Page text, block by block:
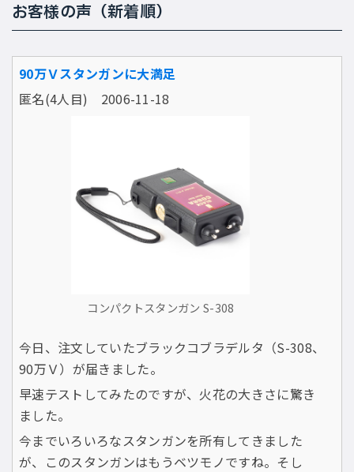
お客様の声（新着順）
90万Ｖスタンガンに大満足
匿名(4人目) 2006-11-18
コンパクトスタンガン S-308
今日、注文していたブラックコブラデルタ（S-308、
90万Ｖ）が届きました。
早速テストしてみたのですが、火花の大きさに驚き
ました。
今までいろいろなスタンガンを所有してきました
が、このスタンガンはもうベツモノですね。そし